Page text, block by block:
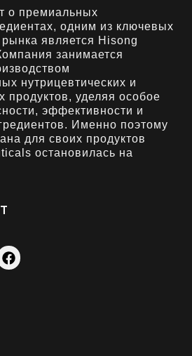
о премиальных
одним из ключевых
является Hisong
занимается
нутрицевтических и
продуктов, уделяя особое
эффективности и
Именно поэтому
для своих продуктов
остановилась на